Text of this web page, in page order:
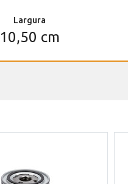
Largura
10,50 cm